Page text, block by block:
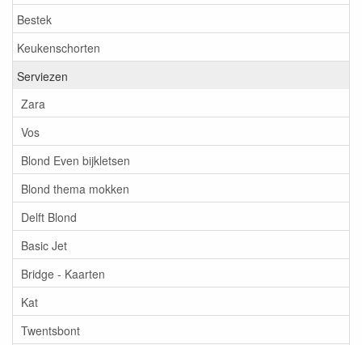
Bestek
Keukenschorten
Serviezen
Zara
Vos
Blond Even bijkletsen
Blond thema mokken
Delft Blond
Basic Jet
Bridge - Kaarten
Kat
Twentsbont